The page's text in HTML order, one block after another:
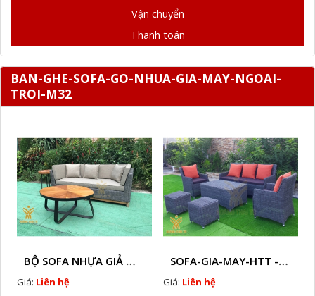
Vận chuyển
Thanh toán
BAN-GHE-SOFA-GO-NHUA-GIA-MAY-NGOAI-
TROI-M32
BỘ SOFA NHỰA GIẢ MÂY HTT - S86
Giá: Liên hệ
SOFA-GIA-MAY-HTT - S61 COPY
Giá: Liên hệ